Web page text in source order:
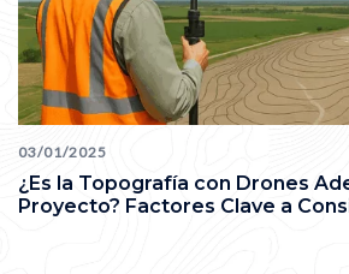
03/01/2025
¿Es la Topografía con Drones
Proyecto? Factores Clave a